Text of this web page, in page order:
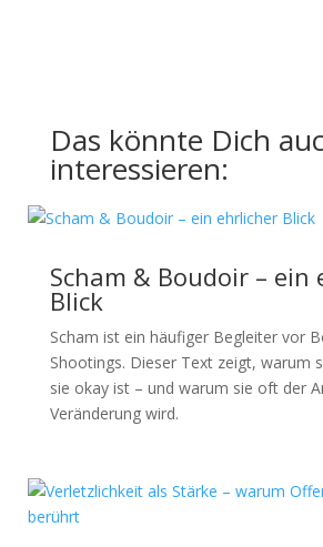
Das könnte Dich
interessieren:
Scham & Boudoir – ein
Blick
Scham ist ein häufiger Begleiter vor
Shootings. Dieser Text zeigt, warum
sie okay ist – und warum sie oft der
Veränderung wird.